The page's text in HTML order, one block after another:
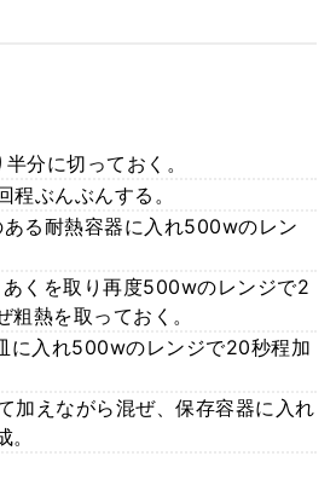
分に切っておく。
ぶんぶんする。
る耐熱容器に入れ500wのレン
くを取り再度500wのレンジで2
熱を取っておく。
に入れ500wのレンジで20秒程加
加えながら混ぜ、保存容器に入れ